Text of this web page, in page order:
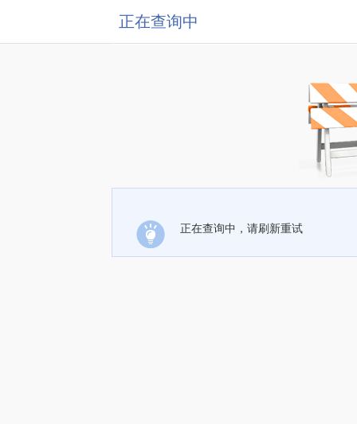
正在查询中
正在查询中，请刷新重试